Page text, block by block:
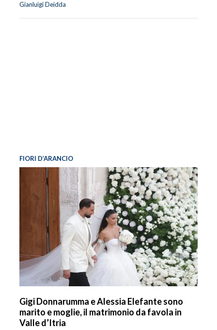
Gianluigi Deidda
FIORI D’ARANCIO
Gigi Donnarumma e Alessia Elefante sono
marito e moglie, il matrimonio da favola in
Valle d’Itria